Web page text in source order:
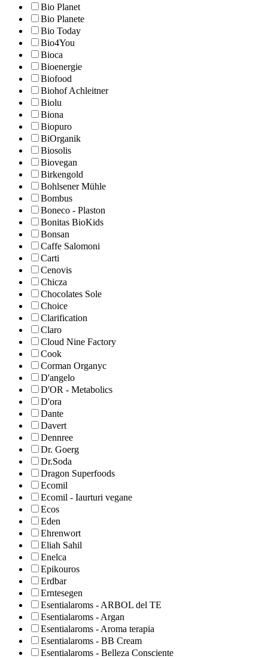
Bio Planet
Bio Planete
Bio Today
Bio4You
Bioca
Bioenergie
Biofood
Biohof Achleitner
Biolu
Biona
Biopuro
BiOrganik
Biosolis
Biovegan
Birkengold
Bohlsener Mühle
Bombus
Boneco - Plaston
Bonitas BioKids
Bonsan
Caffe Salomoni
Carti
Cenovis
Chicza
Chocolates Sole
Choice
Clarification
Claro
Cloud Nine Factory
Cook
Corman Organyc
D'angelo
D'OR - Metabolics
D'ora
Dante
Davert
Dennree
Dr. Goerg
Dr.Soda
Dragon Superfoods
Ecomil
Ecomil - Iaurturi vegane
Ecos
Eden
Ehrenwort
Eliah Sahil
Enelca
Epikouros
Erdbar
Erntesegen
Esentialaroms - ARBOL del TE
Esentialaroms - Argan
Esentialaroms - Aroma terapia
Esentialaroms - BB Cream
Esentialaroms - Belleza Consciente